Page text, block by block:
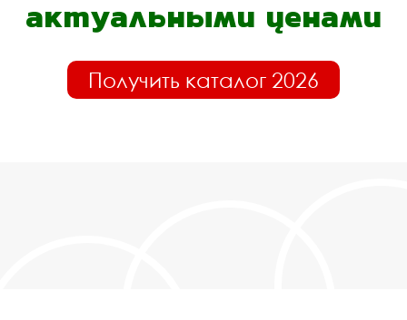
актуальными ценами
Получить каталог 2026